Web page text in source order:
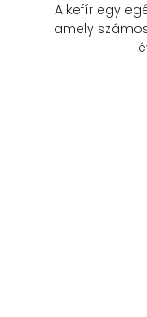
A kefír egy
amely